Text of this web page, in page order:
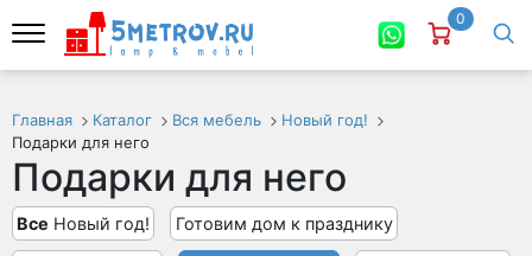
0
Главная Каталог Вся мебель
Новый год!
Подарки для него
Подарки для него
Все Новый год! Готовим дом к празднику